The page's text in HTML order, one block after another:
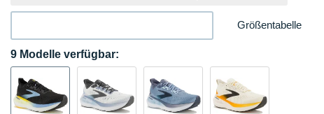
Größentabelle
9 Modelle verfügbar: